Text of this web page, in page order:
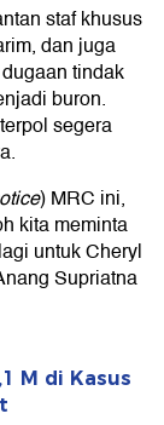
staf khusus
dan juga
tindak
buron.
segera
) MRC ini,
kita meminta
untuk Cheryl
Supriatna
M di Kasus